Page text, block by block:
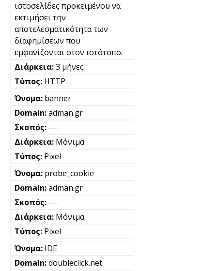
ιστοσελίδες προκειμένου να
εκτιμήσει την
αποτελεσματικότητα των
διαφημίσεων που
εμφανίζονται στον ιστότοπο.
3 μήνες
HTTP
banner
adman.gr
---
Μόνιμα
Pixel
probe_cookie
adman.gr
---
Μόνιμα
Pixel
IDE
doubleclick.net